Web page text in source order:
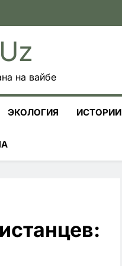
на вайбе
ЭКОЛОГИЯ ИСТОРИИ